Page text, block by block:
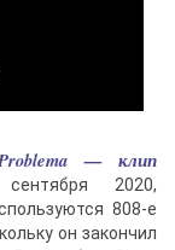
— клип
2020,
808-е
он закончил